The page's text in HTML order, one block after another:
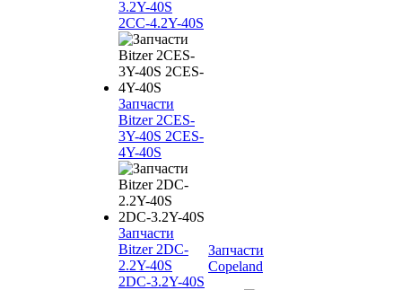
3.2Y-40S
2CC-4.2Y-40S
Запчасти
Bitzer 2CES-
3Y-40S 2CES-
4Y-40S
Запчасти
Bitzer 2DC-
2.2Y-40S
2DC-3.2Y-40S
Запчасти
Copeland